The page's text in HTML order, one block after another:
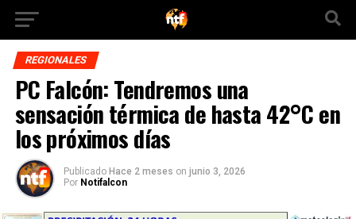
REGIONALES
PC Falcón: Tendremos una
sensación térmica de hasta 42°C en
los próximos días
Publicado Hace 2 meses on junio 3, 2026
Por Notifalcon